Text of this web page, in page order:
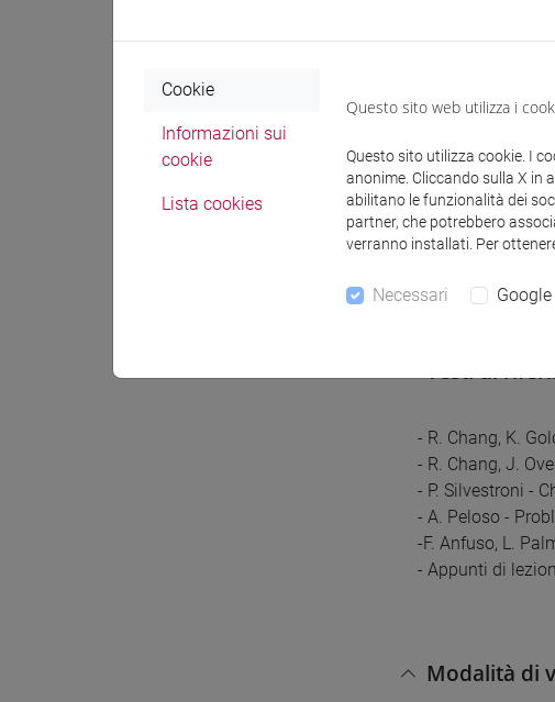
E’ opportuno
Contenuti
Nomenclatura
Composizione
omogenei ed
soluzioni
Testi di
- R. Chang, K.
- R. Chang, J.
- P. Silvestroni -
- A. Peloso -
-F. Anfuso, L.
- Appunti di
Modalità di
Cookie
Informazioni sui
cookie
Lista cookies
Questo sito web utilizza i
Questo sito utilizza cookie. I
anonime. Cliccando sulla X in
abilitano le funzionalità dei
partner, che potrebbero
verranno installati. Per
Necessari